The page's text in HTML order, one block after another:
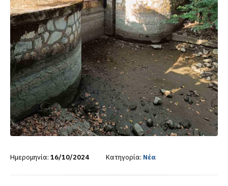
Ημερομηνία: 16/10/2024 Κατηγορία: Νέα